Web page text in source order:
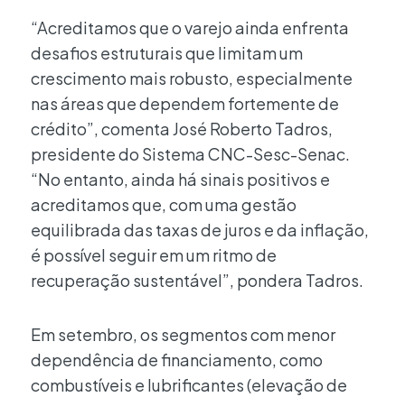
“Acreditamos que o varejo ainda enfrenta
desafios estruturais que limitam um
crescimento mais robusto, especialmente
nas áreas que dependem fortemente de
crédito”, comenta José Roberto Tadros,
presidente do Sistema CNC-Sesc-Senac.
“No entanto, ainda há sinais positivos e
acreditamos que, com uma gestão
equilibrada das taxas de juros e da inflação,
é possível seguir em um ritmo de
recuperação sustentável”, pondera Tadros.
Em setembro, os segmentos com menor
dependência de financiamento, como
combustíveis e lubrificantes (elevação de